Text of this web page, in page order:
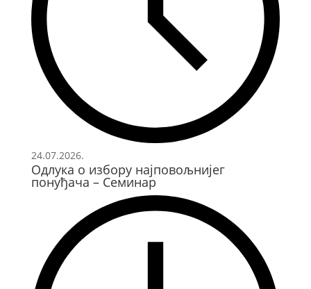
24.07.2026.
Одлука о избору најповољнијег
понуђача – Семинар